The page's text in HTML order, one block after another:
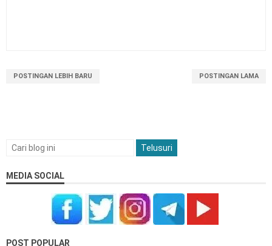
POSTINGAN LEBIH BARU POSTINGAN LAMA
MEDIA SOCIAL
POST POPULAR